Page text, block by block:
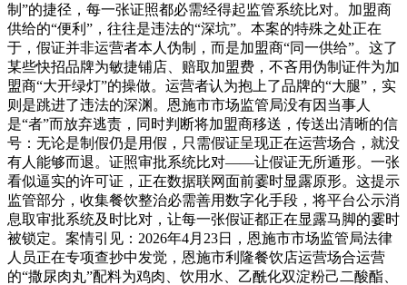
制”的捷径，每一张证照都必需经得起监管系统比对。加盟商
供给的“便利”，往往是违法的“深坑”。本案的特殊之处正在
于，假证并非运营者本人伪制，而是加盟商“同一供给”。这了
某些快招品牌为敏捷铺店、赔取加盟费，不吝用伪制证件为加
盟商“大开绿灯”的操做。运营者认为抱上了品牌的“大腿”，实
则是跳进了违法的深渊。恩施市市场监管局没有因当事人
是“者”而放弃逃责，同时判断将加盟商移送，传送出清晰的信
号：无论是制假仍是用假，只需假证呈现正在运营场合，就没
有人能够而退。证照审批系统比对——让假证无所遁形。一张
看似逼实的许可证，正在数据联网面前霎时显露原形。这提示
监管部分，收集餐饮整治必需善用数字化手段，将平台公示消
息取审批系统及时比对，让每一张假证都正在显露马脚的霎时
被锁定。案情引见：2026年4月23日，恩施市市场监管局法律
人员正在专项查抄中发觉，恩施市利隆餐饮店运营场合运营
的“撒尿肉丸”配料为鸡肉、饮用水、乙酰化双淀粉己二酸酯、